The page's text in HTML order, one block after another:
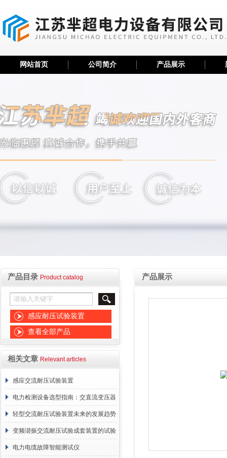
网站首页 公司简介 产品展示
产品目录 Product catalog
感应耐压试验装置
查看全部产品
相关文章 Relevant articles
感应交流耐压试验装置
电力检测设备选型指南：交直流变压器
直流电阻测试仪的挑选
轻型交流耐压试验装置未来的发展趋势
探讨
变频谐振交流耐压试验成套装置的试验
步骤详解
电力电缆故障智能测试仪
产品展示